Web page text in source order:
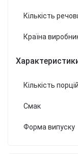
Кількість
Країна
Кількість порцій
Смак
Форма випуску